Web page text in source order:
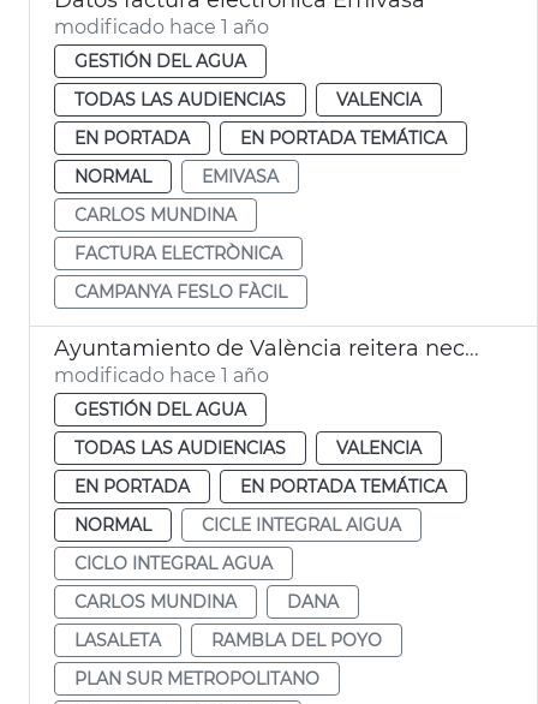
modificado hace 1 año
GESTIÓN DEL AGUA
TODAS LAS AUDIENCIAS
VALENCIA
EN PORTADA
EN PORTADA TEMÁTICA
NORMAL
EMIVASA
CARLOS MUNDINA
FACTURA ELECTRÒNICA
CAMPANYA FESLO FÀCIL
Ayuntamiento de València reitera necesidad nuevo Plan Sur Metropolitano
modificado hace 1 año
GESTIÓN DEL AGUA
TODAS LAS AUDIENCIAS
VALENCIA
EN PORTADA
EN PORTADA TEMÁTICA
NORMAL
CICLE INTEGRAL AIGUA
CICLO INTEGRAL AGUA
CARLOS MUNDINA
DANA
LASALETA
RAMBLA DEL POYO
PLAN SUR METROPOLITANO